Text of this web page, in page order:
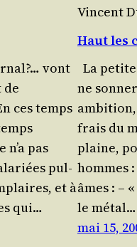
vont
de
ces temps
pas
pul­
et à
qui…
Vincent
Haut les
La
ne
ambi­tion,
frais du
plaine,
hommes
âmes : –
le métal…
mai 15,